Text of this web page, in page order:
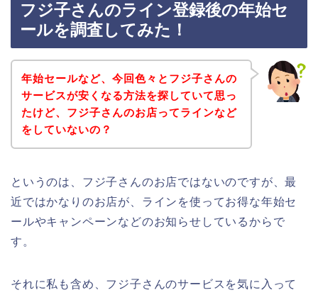
フジ子さんのライン登録後の年始セ
ールを調査してみた！
年始セールなど、今回色々とフジ子さんの
サービスが安くなる方法を探していて思っ
たけど、フジ子さんのお店ってラインなど
をしていないの？
というのは、フジ子さんのお店ではないのですが、最
近ではかなりのお店が、ラインを使ってお得な年始セ
ールやキャンペーンなどのお知らせしているからで
す。
それに私も含め、フジ子さんのサービスを気に入って